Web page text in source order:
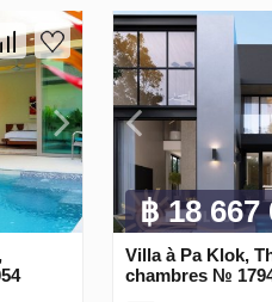
฿ 18 667
Villa à Pa Klok,
chambres №